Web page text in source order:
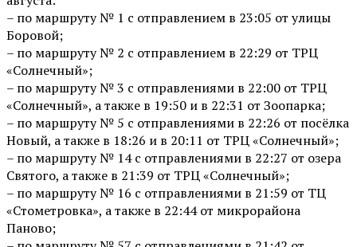
– по маршруту № 1 с отправлением в 23:05 от улицы
Боровой;
– по маршруту № 2 с отправлением в 22:29 от ТРЦ
«Солнечный»;
– по маршруту № 3 с отправлениями в 22:00 от ТРЦ
«Солнечный», а также в 19:50 и в 22:31 от Зоопарка;
– по маршруту № 5 с отправлениями в 22:26 от посёлка
Новый, а также в 18:26 и в 20:11 от ТРЦ «Солнечный»;
– по маршруту № 14 с отправлениями в 22:27 от озера
Святого, а также в 21:39 от ТРЦ «Солнечный»;
– по маршруту № 16 с отправлениями в 21:59 от ТЦ
«Стометровка», а также в 22:44 от микрорайона
Паново;